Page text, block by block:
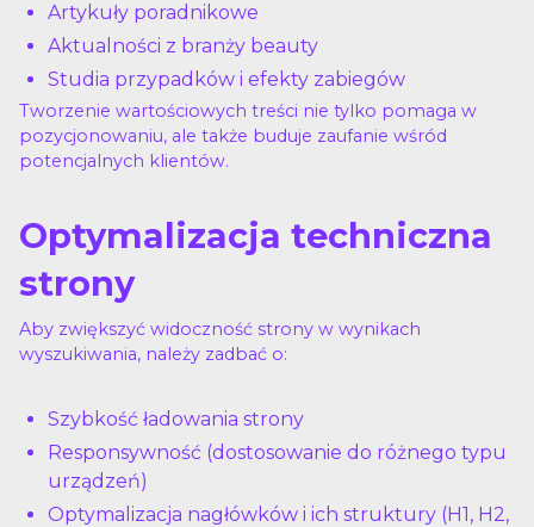
Artykuły poradnikowe
Aktualności z branży beauty
Studia przypadków i efekty zabiegów
Tworzenie wartościowych treści nie tylko pomaga w
pozycjonowaniu, ale także buduje zaufanie wśród
potencjalnych klientów.
Optymalizacja techniczna
strony
Aby zwiększyć widoczność strony w wynikach
wyszukiwania, należy zadbać o:
Szybkość ładowania strony
Responsywność (dostosowanie do różnego typu
urządzeń)
Optymalizacja nagłówków i ich struktury (H1, H2,